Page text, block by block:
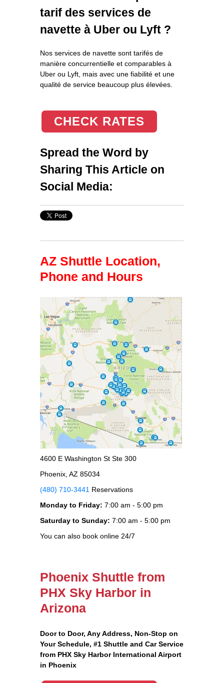
tarif des services de
navette à Uber ou Lyft ?
Nos services de navette sont tarifés de
manière concurrentielle et comparables à
Uber ou Lyft, mais avec une fiabilité et une
qualité de service beaucoup plus élevées.
CHECK RATES
Spread the Word by
Sharing This Article on
Social Media:
AZ Shuttle Location,
Phone and Hours
4600 E Washington St Ste 300
Phoenix, AZ 85034
(480) 710-3441 Reservations
Monday to Friday: 7:00 am - 5:00 pm
Saturday to Sunday: 7:00 am - 5:00 pm
You can also book online 24/7
Phoenix Shuttle from
PHX Sky Harbor in
Arizona
Door to Door, Any Address, Non-Stop on
Your Schedule, #1 Shuttle and Car Service
from PHX Sky Harbor International Airport
in Phoenix